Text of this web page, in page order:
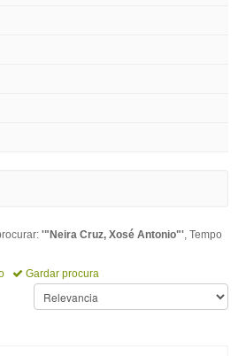
'"Neira Cruz, Xosé Antonio"', Tempo
Gardar procura